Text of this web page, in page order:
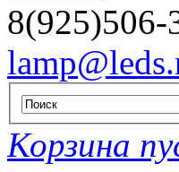
8(925)506-
Корзина